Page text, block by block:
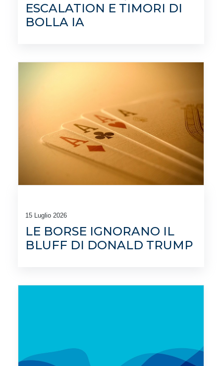
ESCALATION E TIMORI DI
BOLLA IA
15 Luglio 2026
LE BORSE IGNORANO IL
BLUFF DI DONALD TRUMP